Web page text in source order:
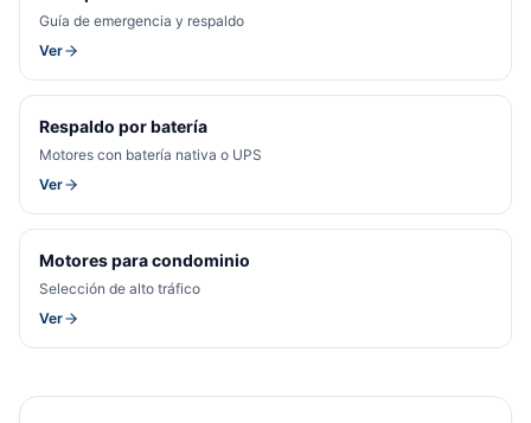
Guía de emergencia y respaldo
Ver
Respaldo por batería
Motores con batería nativa o UPS
Ver
Motores para condominio
Selección de alto tráfico
Ver